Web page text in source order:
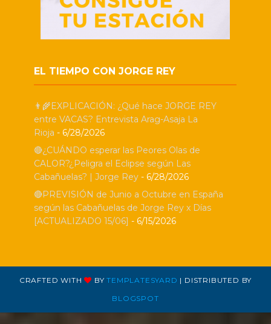
EL TIEMPO CON JORGE REY
👨‍🌾EXPLICACIÓN: ¿Qué hace JORGE REY
entre VACAS? Entrevista Arag-Asaja La
Rioja - 6/28/2026
🔴¿CUÁNDO esperar las Peores Olas de
CALOR?¿Peligra el Eclipse según Las
Cabañuelas? | Jorge Rey - 6/28/2026
🔴PREVISIÓN de Junio a Octubre en España
según las Cabañuelas de Jorge Rey x Días
[ACTUALIZADO 15/06] - 6/15/2026
CRAFTED WITH BYTEMPLATESYARD | DISTRIBUTED BY
BLOGSPOT